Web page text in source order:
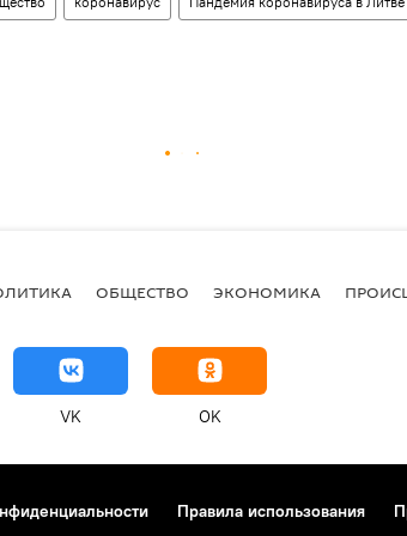
ОБЩЕСТВО ЭКОНОМИКА
VK OK
Правила использования